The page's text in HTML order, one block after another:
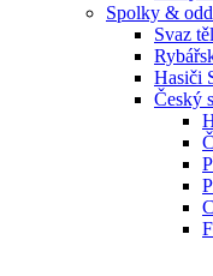
Spolky &
Svaz
Hasiči
Český